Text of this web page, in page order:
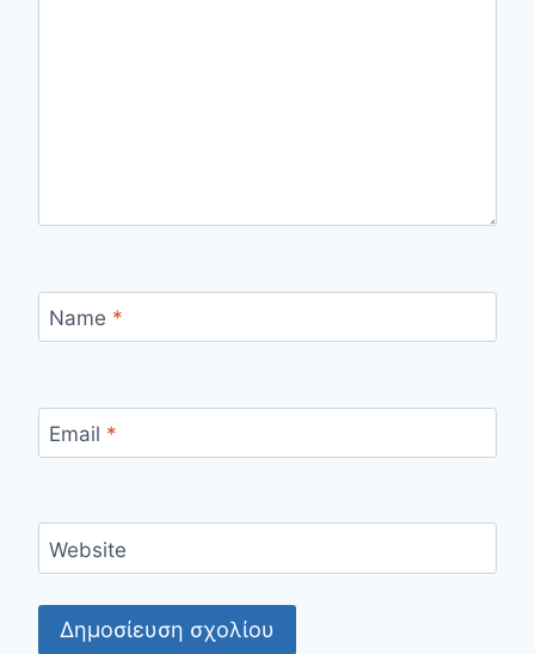
Name *
Email *
Website